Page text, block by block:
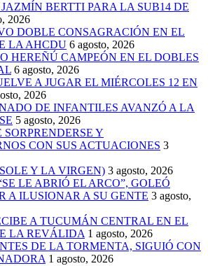
BERTTI PARA LA SUB14 DE
2026
DOBLE CONSAGRACIÓN EN EL
LA AHCDU 6 agosto, 2026
HEREÑÚ CAMPEÓN EN EL DOBLES
6 agosto, 2026
A JUGAR EL MIÉRCOLES 12 EN
2026
DE INFANTILES AVANZÓ A LA
5 agosto, 2026
Y
CON SUS ACTUACIONES 3
Y LA VIRGEN) 3 agosto, 2026
LE ABRIÓ EL ARCO”, GOLEÓ
A ILUSIONAR A SU GENTE 3 agosto,
A TUCUMÁN CENTRAL EN EL
LA REVÁLIDA 1 agosto, 2026
DE LA TORMENTA, SIGUIÓ CON
1 agosto, 2026